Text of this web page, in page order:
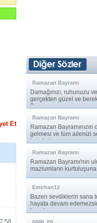
Et
Ramazan Bayramı
Damağınızı, ruhunuzu
gerçekten güzel ve
Bayramı ... »
Ramazan Bayramı
Ramazan
gelmesi ve tüm ailenizi
bereket ... »
Ramazan Bayramı
Ramazan Bayramı'nın
mazlumların
Emirhan12
Bazen sevdiklerin sana
hayata devam
hayatıma ... »